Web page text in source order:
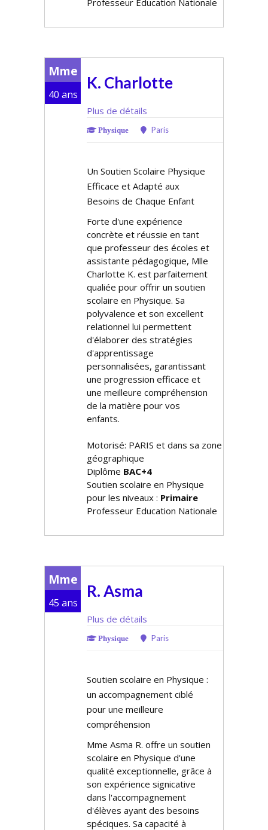
Professeur Education Nationale
Mme
40 ans
K. Charlotte
Plus de détails
Physique Paris
Un Soutien Scolaire Physique
Efficace et Adapté aux
Besoins de Chaque Enfant
Forte d'une expérience
concrète et réussie en tant
que professeur des écoles et
assistante pédagogique, Mlle
Charlotte K. est parfaitement
qualifiée pour offrir un soutien
scolaire en Physique. Sa
polyvalence et son excellent
relationnel lui permettent
d'élaborer des stratégies
d'apprentissage
personnalisées, garantissant
une progression efficace et
une meilleure compréhension
de la matière pour vos
enfants.
Motorisé: PARIS et dans sa zone
géographique
Diplôme BAC+4
Soutien scolaire en Physique
pour les niveaux : Primaire
Professeur Education Nationale
Mme
45 ans
R. Asma
Plus de détails
Physique Paris
Soutien scolaire en Physique :
un accompagnement ciblé
pour une meilleure
compréhension
Mme Asma R. offre un soutien
scolaire en Physique d'une
qualité exceptionnelle, grâce à
son expérience significative
dans l'accompagnement
d'élèves ayant des besoins
spécifiques. Sa capacité à